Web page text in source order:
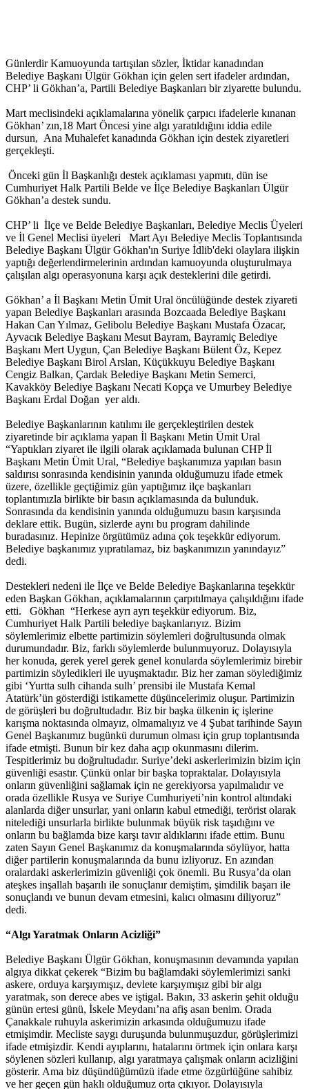
Günlerdir Kamuoyunda tartışılan sözler, İktidar kanadından
Belediye Başkanı Ülgür Gökhan için gelen sert ifadeler ardından,
CHP’ li Gökhan’a, Partili Belediye Başkanları bir ziyarette bulundu.
Mart meclisindeki açıklamalarına yönelik çarpıcı ifadelerle kınanan
Gökhan’ zın,18 Mart Öncesi yine algı yaratıldığını iddia edile
dursun, Ana Muhalefet kanadında Gökhan için destek ziyaretleri
gerçekleşti.
Önceki gün İl Başkanlığı destek açıklaması yapmıtı, dün ise
Cumhuriyet Halk Partili Belde ve İlçe Belediye Başkanları Ülgür
Gökhan’a destek sundu.
CHP’ li İlçe ve Belde Belediye Başkanları, Belediye Meclis Üyeleri
ve İl Genel Meclisi üyeleri Mart Ayı Belediye Meclis Toplantısında
Belediye Başkanı Ülgür Gökhan'ın Suriye İdlib'deki olaylara ilişkin
yaptığı değerlendirmelerinin ardından kamuoyunda oluşturulmaya
çalışılan algı operasyonuna karşı açık desteklerini dile getirdi.
Gökhan’ a İl Başkanı Metin Ümit Ural öncülüğünde destek ziyareti
yapan Belediye Başkanları arasında Bozcaada Belediye Başkanı
Hakan Can Yılmaz, Gelibolu Belediye Başkanı Mustafa Özacar,
Ayvacık Belediye Başkanı Mesut Bayram, Bayramiç Belediye
Başkanı Mert Uygun, Çan Belediye Başkanı Bülent Öz, Kepez
Belediye Başkanı Birol Arslan, Küçükkuyu Belediye Başkanı
Cengiz Balkan, Çardak Belediye Başkanı Metin Semerci,
Kavakköy Belediye Başkanı Necati Kopça ve Umurbey Belediye
Başkanı Erdal Doğan yer aldı.
Belediye Başkanlarının katılımı ile gerçekleştirilen destek
ziyaretinde bir açıklama yapan İl Başkanı Metin Ümit Ural
“Yaptıkları ziyaret ile ilgili olarak açıklamada bulunan CHP İl
Başkanı Metin Ümit Ural, “Belediye başkanımıza yapılan basın
saldırısı sonrasında kendisinin yanında olduğumuzu ifade etmek
üzere, özellikle geçtiğimiz gün yaptığımız ilçe başkanları
toplantımızla birlikte bir basın açıklamasında da bulunduk.
Sonrasında da kendisinin yanında olduğumuzu basın karşısında
deklare ettik. Bugün, sizlerde aynı bu program dahilinde
buradasınız. Hepinize örgütümüz adına çok teşekkür ediyorum.
Belediye başkanımız yıpratılamaz, biz başkanımızın yanındayız”
dedi.
Destekleri nedeni ile İlçe ve Belde Belediye Başkanlarına teşekkür
eden Başkan Gökhan, açıklamalarının çarpıtılmaya çalışıldığını ifade
etti. Gökhan “Herkese ayrı ayrı teşekkür ediyorum. Biz,
Cumhuriyet Halk Partili belediye başkanlarıyız. Bizim
söylemlerimiz elbette partimizin söylemleri doğrultusunda olmak
durumundadır. Biz, farklı söylemlerde bulunmuyoruz. Dolayısıyla
her konuda, gerek yerel gerek genel konularda söylemlerimiz birebir
partimizin söyledikleri ile uyuşmaktadır. Biz her zaman söylediğimiz
gibi ‘Yurtta sulh cihanda sulh’ prensibi ile Mustafa Kemal
Atatürk’ün gösterdiği istikamette düşüncelerimiz oluşur. Partimizin
de görüşleri bu doğrultudadır. Biz bir başka ülkenin iç işlerine
karışma noktasında olmayız, olmamalıyız ve 4 Şubat tarihinde Sayın
Genel Başkanımız bugünkü durumun olması için grup toplantısında
ifade etmişti. Bunun bir kez daha açıp okunmasını dilerim.
Tespitlerimiz bu doğrultudadır. Suriye’deki askerlerimizin bizim için
güvenliği esastır. Çünkü onlar bir başka topraktalar. Dolayısıyla
onların güvenliğini sağlamak için ne gerekiyorsa yapılmalıdır ve
orada özellikle Rusya ve Suriye Cumhuriyeti’nin kontrol altındaki
alanlarda diğer unsurlar, yani onların kabul etmediği, terörist olarak
nitelediği unsurlarla birlikte bulunmak büyük risk taşıdığını ve
onların bu bağlamda bize karşı tavır aldıklarını ifade ettim. Bunu
zaten Sayın Genel Başkanımız da konuşmalarında söylüyor, hatta
diğer partilerin konuşmalarında da bunu izliyoruz. En azından
oralardaki askerlerimizin güvenliği çok önemli. Bu Rusya’da olan
ateşkes inşallah başarılı ile sonuçlanır demiştim, şimdilik başarı ile
sonuçlandı ve bunun devam etmesini, kalıcı olmasını diliyoruz”
dedi.
“Algı Yaratmak Onların Acizliği”
Belediye Başkanı Ülgür Gökhan, konuşmasının devamında yapılan
algıya dikkat çekerek “Bizim bu bağlamdaki söylemlerimizi sanki
askere, orduya karşıymışız, devlete karşıymışız gibi bir algı
yaratmak, son derece abes ve iştigal. Bakın, 33 askerin şehit olduğu
günün ertesi günü, İskele Meydanı’na afiş asan benim. Orada
Çanakkale ruhuyla askerimizin arkasında olduğumuzu ifade
etmişimdir. Mecliste saygı duruşunda bulunmuşuzdur, görüşlerimizi
ifade etmişizdir. Kendi ayıplarını, hatalarını örtmek için onlara karşı
söylenen sözleri kullanıp, algı yaratmaya çalışmak onların acizliğini
gösterir. Ama biz düşündüğümüzü ifade etme özgürlüğüne sahibiz
ve her geçen gün haklı olduğumuz orta çıkıyor. Dolayısıyla